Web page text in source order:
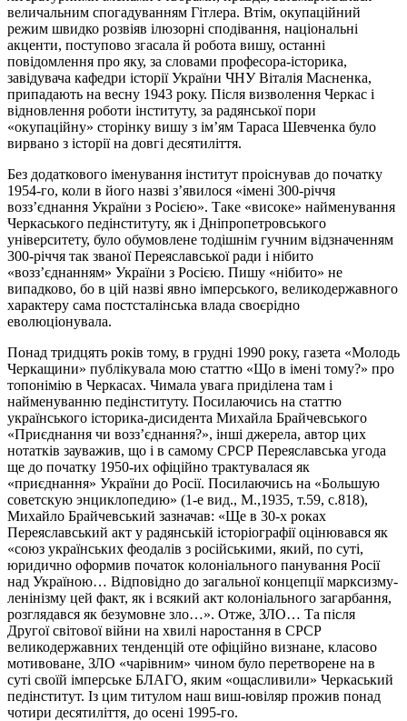
величальним спогадуванням Гітлера. Втім, окупаційний
режим швидко розвіяв ілюзорні сподівання, національні
акценти, поступово згасала й робота вишу, останні
повідомлення про яку, за словами професора-історика,
завідувача кафедри історії України ЧНУ Віталія Масненка,
припадають на весну 1943 року. Після визволення Черкас і
відновлення роботи інституту, за радянської пори
«окупаційну» сторінку вишу з ім’ям Тараса Шевченка було
вирвано з історії на довгі десятиліття.
Без додаткового іменування інститут проіснував до початку
1954-го, коли в його назві з’явилося «імені 300-річчя
возз’єднання України з Росією». Таке «високе» найменування
Черкаського педінституту, як і Дніпропетровського
університету, було обумовлене тодішнім гучним відзначенням
300-річчя так званої Переяславської ради і нібито
«возз’єднанням» України з Росією. Пишу «нібито» не
випадково, бо в цій назві явно імперського, великодержавного
характеру сама постсталінська влада своєрідно
еволюціонувала.
Понад тридцять років тому, в грудні 1990 року, газета «Молодь
Черкащини» публікувала мою статтю «Що в імені тому?» про
топонімію в Черкасах. Чимала увага приділена там і
найменуванню педінституту. Посилаючись на статтю
українського історика-дисидента Михайла Брайчевського
«Приєднання чи возз’єднання?», інші джерела, автор цих
нотатків зауважив, що і в самому СРСР Переяславська угода
ще до початку 1950-их офіційно трактувалася як
«приєднання» України до Росії. Посилаючись на «Большую
советскую энциклопедию» (1-е вид., М.,1935, т.59, с.818),
Михайло Брайчевський зазначав: «Ще в 30-х роках
Переяславський акт у радянській історіографії оцінювався як
«союз українських феодалів з російськими, який, по суті,
юридично оформив початок колоніального панування Росії
над Україною… Відповідно до загальної концепції марксизму-
ленінізму цей факт, як і всякий акт колоніального загарбання,
розглядався як безумовне зло…». Отже, ЗЛО… Та після
Другої світової війни на хвилі наростання в СРСР
великодержавних тенденцій оте офіційно визнане, класово
мотивоване, ЗЛО «чарівним» чином було перетворене на в
суті своїй імперське БЛАГО, яким «ощасливили» Черкаський
педінститут. Із цим титулом наш виш-ювіляр прожив понад
чотири десятиліття, до осені 1995-го.